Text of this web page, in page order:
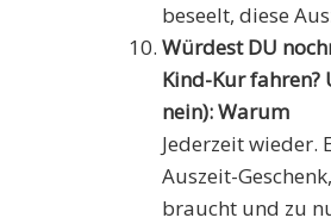
beseelt, diese
Würdest DU
Kind-Kur fahren?
nein): Warum
Jederzeit wieder.
Auszeit-
braucht und zu